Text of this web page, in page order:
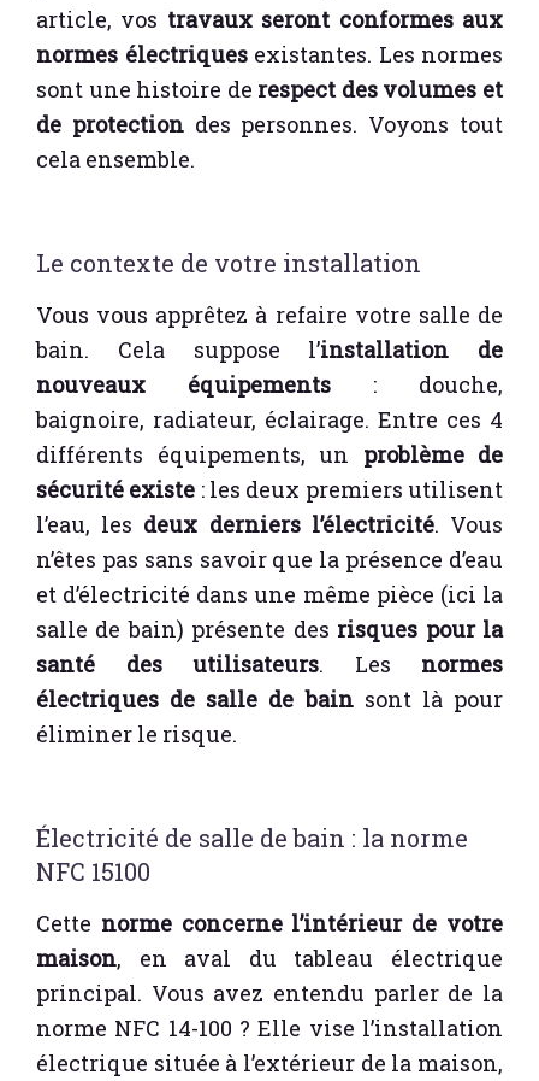
article, vos travaux seront conformes aux
normes électriquesexistantes. Les normes
sont une histoire de respect des volumes et
de protectiondes personnes. Voyons tout
cela ensemble.
Le contexte de votre installation
Vous vous apprêtez à refaire votre salle de
bain. Cela suppose l’installation de
nouveaux équipements : douche,
baignoire, radiateur, éclairage. Entre ces 4
différents équipements, un problème de
sécurité existe : les deux premiers utilisent
l’eau, les deux derniers l’électricité. Vous
n’êtes pas sans savoir que la présence d’eau
et d’électricité dans une même pièce (ici la
salle de bain) présente des risques pour la
santé des utilisateurs. Les normes
électriques de salle de bainsont là pour
éliminer le risque.
Électricité de salle de bain : la norme
NFC 15100
Cette norme concerne l’intérieur de votre
maison, en aval du tableau électrique
principal. Vous avez entendu parler de la
norme NFC 14-100 ? Elle vise l’installation
électrique située à l’extérieur de la maison,